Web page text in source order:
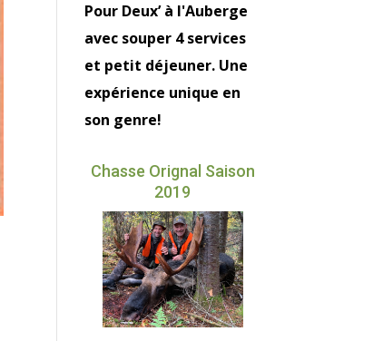
Pour Deux’ à l'Auberge
avec souper 4 services
et petit déjeuner. Une
expérience unique en
son genre!
Chasse Orignal Saison
2019